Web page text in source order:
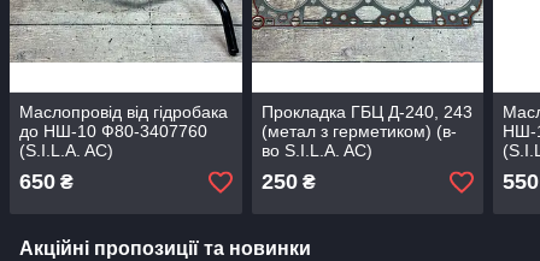
Маслопровід від гідробака
до НШ-10 Ф80-3407760
(S.I.L.A. AC)
650 ₴
Прокладка ГБЦ Д-240, 243
(метал з герметиком) (в-
во S.I.L.A. AC)
250₴
НШ-
550
Акційні пропозиції та новинки